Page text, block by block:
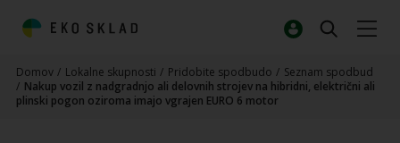
Domov / Lokalne skupnosti / Pridobite spodbudo / Seznam spodbud
/ Nakup vozil z nadgradnjo ali delovnih strojev na hibridni, električni ali
plinski pogon oziroma imajo vgrajen EURO 6 motor